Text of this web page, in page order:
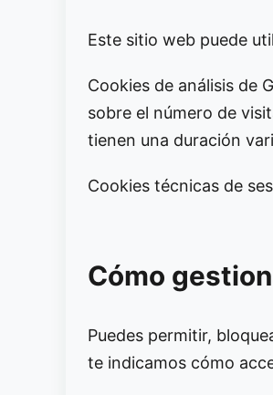
Este sitio web puede
Cookies de análisis de
sobre el número de
tienen una duración
Cookies técnicas de
Cómo
Puedes permitir,
te indicamos cómo